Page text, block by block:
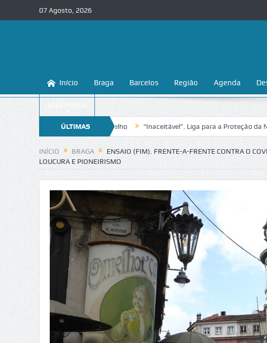
07 Agosto, 2026
Início Braga Barcelos Região Agenda
Multimédia
ÚLTIMAS
NOTÍCIAS
praias fluviais do concelho “Inaceitável”. Liga para a Proteção da Natureza
INÍCIO BRAGA
ENSAIO (FIM). FRENTE-A-FRENTE CONTRA O
LOUCURA E PIONEIRISMO